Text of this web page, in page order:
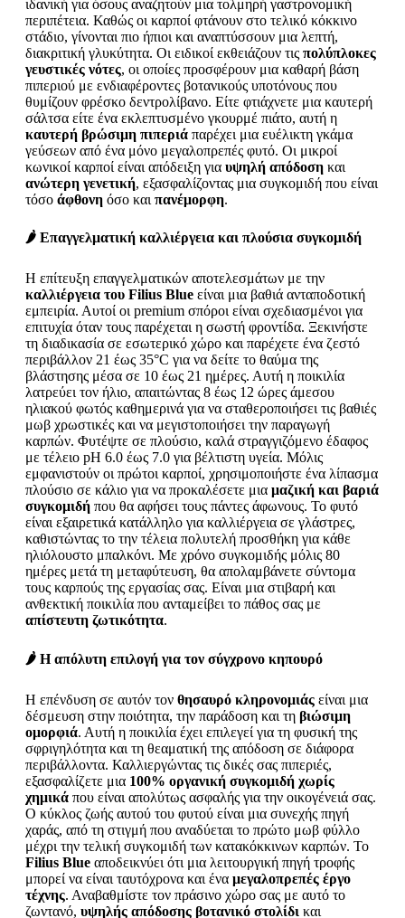
ιδανική για όσους αναζητούν μια τολμηρή γαστρονομική
περιπέτεια. Καθώς οι καρποί φτάνουν στο τελικό κόκκινο
στάδιο, γίνονται πιο ήπιοι και αναπτύσσουν μια λεπτή,
διακριτική γλυκύτητα. Οι ειδικοί εκθειάζουν τις πολύπλοκες
γευστικές νότες, οι οποίες προσφέρουν μια καθαρή βάση
πιπεριού με ενδιαφέροντες βοτανικούς υποτόνους που
θυμίζουν φρέσκο δεντρολίβανο. Είτε φτιάχνετε μια καυτερή
σάλτσα είτε ένα εκλεπτυσμένο γκουρμέ πιάτο, αυτή η
καυτερή βρώσιμη πιπεριά παρέχει μια ευέλικτη γκάμα
γεύσεων από ένα μόνο μεγαλοπρεπές φυτό. Οι μικροί
κωνικοί καρποί είναι απόδειξη για υψηλή απόδοση και
ανώτερη γενετική, εξασφαλίζοντας μια συγκομιδή που είναι
τόσο άφθονη όσο και πανέμορφη.
🌶️ Επαγγελματική καλλιέργεια και πλούσια συγκομιδή
Η επίτευξη επαγγελματικών αποτελεσμάτων με την
καλλιέργεια του Filius Blue είναι μια βαθιά ανταποδοτική
εμπειρία. Αυτοί οι premium σπόροι είναι σχεδιασμένοι για
επιτυχία όταν τους παρέχεται η σωστή φροντίδα. Ξεκινήστε
τη διαδικασία σε εσωτερικό χώρο και παρέχετε ένα ζεστό
περιβάλλον 21 έως 35°C για να δείτε το θαύμα της
βλάστησης μέσα σε 10 έως 21 ημέρες. Αυτή η ποικιλία
λατρεύει τον ήλιο, απαιτώντας 8 έως 12 ώρες άμεσου
ηλιακού φωτός καθημερινά για να σταθεροποιήσει τις βαθιές
μωβ χρωστικές και να μεγιστοποιήσει την παραγωγή
καρπών. Φυτέψτε σε πλούσιο, καλά στραγγιζόμενο έδαφος
με τέλειο pH 6.0 έως 7.0 για βέλτιστη υγεία. Μόλις
εμφανιστούν οι πρώτοι καρποί, χρησιμοποιήστε ένα λίπασμα
πλούσιο σε κάλιο για να προκαλέσετε μια μαζική και βαριά
συγκομιδή που θα αφήσει τους πάντες άφωνους. Το φυτό
είναι εξαιρετικά κατάλληλο για καλλιέργεια σε γλάστρες,
καθιστώντας το την τέλεια πολυτελή προσθήκη για κάθε
ηλιόλουστο μπαλκόνι. Με χρόνο συγκομιδής μόλις 80
ημέρες μετά τη μεταφύτευση, θα απολαμβάνετε σύντομα
τους καρπούς της εργασίας σας. Είναι μια στιβαρή και
ανθεκτική ποικιλία που ανταμείβει το πάθος σας με
απίστευτη ζωτικότητα.
🌶️ Η απόλυτη επιλογή για τον σύγχρονο κηπουρό
Η επένδυση σε αυτόν τον θησαυρό κληρονομιάς είναι μια
δέσμευση στην ποιότητα, την παράδοση και τη βιώσιμη
ομορφιά. Αυτή η ποικιλία έχει επιλεγεί για τη φυσική της
σφριγηλότητα και τη θεαματική της απόδοση σε διάφορα
περιβάλλοντα. Καλλιεργώντας τις δικές σας πιπεριές,
εξασφαλίζετε μια 100% οργανική συγκομιδή χωρίς
χημικά που είναι απολύτως ασφαλής για την οικογένειά σας.
Ο κύκλος ζωής αυτού του φυτού είναι μια συνεχής πηγή
χαράς, από τη στιγμή που αναδύεται το πρώτο μωβ φύλλο
μέχρι την τελική συγκομιδή των κατακόκκινων καρπών. Το
Filius Blue αποδεικνύει ότι μια λειτουργική πηγή τροφής
μπορεί να είναι ταυτόχρονα και ένα μεγαλοπρεπές έργο
τέχνης. Αναβαθμίστε τον πράσινο χώρο σας με αυτό το
ζωντανό, υψηλής απόδοσης βοτανικό στολίδι και